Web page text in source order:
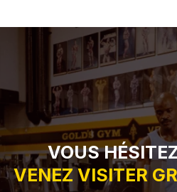
VOUS
VENEZ VISITER